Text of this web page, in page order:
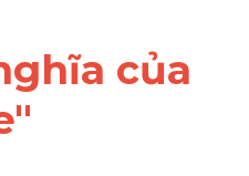
của